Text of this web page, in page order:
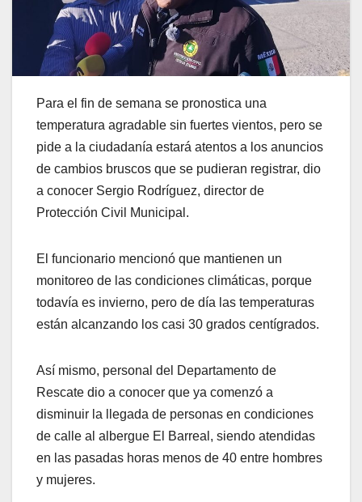
Para el fin de semana se pronostica una
temperatura agradable sin fuertes vientos, pero se
pide a la ciudadanía estará atentos a los anuncios
de cambios bruscos que se pudieran registrar, dio
a conocer Sergio Rodríguez, director de
Protección Civil Municipal.
El funcionario mencionó que mantienen un
monitoreo de las condiciones climáticas, porque
todavía es invierno, pero de día las temperaturas
están alcanzando los casi 30 grados centígrados.
Así mismo, personal del Departamento de
Rescate dio a conocer que ya comenzó a
disminuir la llegada de personas en condiciones
de calle al albergue El Barreal, siendo atendidas
en las pasadas horas menos de 40 entre hombres
y mujeres.